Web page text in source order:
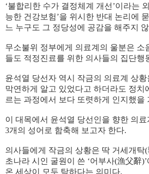
‘불합리한 수가 결정체계 개선’이라는
능한 건강보험’을 위시한 반대 논리에
느 누구도 그 정당성에 공감을 해주지
무소불위 정부에게 의료계의 울분은 소
들도 적정진료를 위한 의사들의 집단행
윤석열 당선자 역시 작금의 의료계 상
막연하게 알고 있었다고 하더라도 정치
르는 과정에서 보다 또렷하게 인지했을
이 대목에서 윤석열 당선인을 향한 의
3개의 성어로 함축해 보고자 한다.
의사들에게 작금의 상황은 딱 거세개탁
초나라 시인 굴원이 쓴 ‘어부사(漁父辭
온 세상이 모두 탁하다는 의미다.